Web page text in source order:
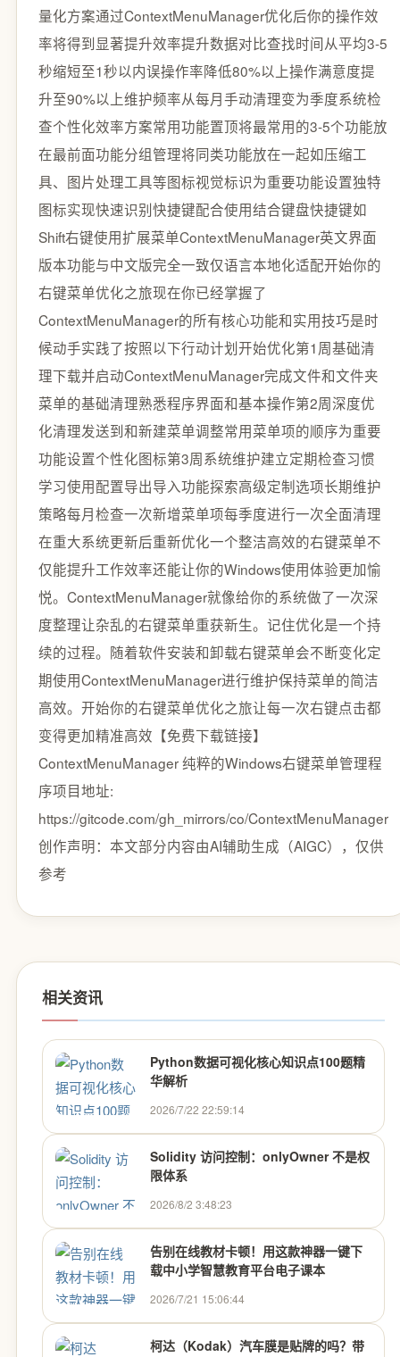
量化方案通过ContextMenuManager优化后你的操作效
率将得到显著提升效率提升数据对比查找时间从平均3-5
秒缩短至1秒以内误操作率降低80%以上操作满意度提
升至90%以上维护频率从每月手动清理变为季度系统检
查个性化效率方案常用功能置顶将最常用的3-5个功能放
在最前面功能分组管理将同类功能放在一起如压缩工
具、图片处理工具等图标视觉标识为重要功能设置独特
图标实现快速识别快捷键配合使用结合键盘快捷键如
Shift右键使用扩展菜单ContextMenuManager英文界面
版本功能与中文版完全一致仅语言本地化适配开始你的
右键菜单优化之旅现在你已经掌握了
ContextMenuManager的所有核心功能和实用技巧是时
候动手实践了按照以下行动计划开始优化第1周基础清
理下载并启动ContextMenuManager完成文件和文件夹
菜单的基础清理熟悉程序界面和基本操作第2周深度优
化清理发送到和新建菜单调整常用菜单项的顺序为重要
功能设置个性化图标第3周系统维护建立定期检查习惯
学习使用配置导出导入功能探索高级定制选项长期维护
策略每月检查一次新增菜单项每季度进行一次全面清理
在重大系统更新后重新优化一个整洁高效的右键菜单不
仅能提升工作效率还能让你的Windows使用体验更加愉
悦。ContextMenuManager就像给你的系统做了一次深
度整理让杂乱的右键菜单重获新生。记住优化是一个持
续的过程。随着软件安装和卸载右键菜单会不断变化定
期使用ContextMenuManager进行维护保持菜单的简洁
高效。开始你的右键菜单优化之旅让每一次右键点击都
变得更加精准高效【免费下载链接】
ContextMenuManager️ 纯粹的Windows右键菜单管理程
序项目地址:
https://gitcode.com/gh_mirrors/co/ContextMenuManager
创作声明：本文部分内容由AI辅助生成（AIGC），仅供
参考
相关资讯
Python数据可视化核心知识点100题精
华解析
2026/7/22 22:59:14
Solidity 访问控制：onlyOwner 不是权
限体系
2026/8/2 3:48:23
告别在线教材卡顿！用这款神器一键下
载中小学智慧教育平台电子课本
2026/7/21 15:06:44
柯达（Kodak）汽车膜是贴牌的吗？带